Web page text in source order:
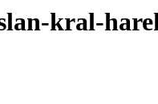
kral-